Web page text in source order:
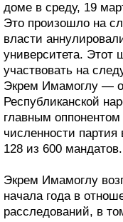
доме в среду, 19
Это произошло на
власти
университета. Этот
участвовать на
Экрем Имамоглу —
Республиканской
главным
численности
128 из 600 мандатов.
Экрем Имамоглу
начала года в
расследований, в